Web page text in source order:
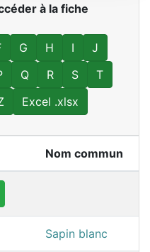
à la fiche
G H I
J
Q R S
T
Excel .xlsx
Nom commun
Sapin blanc